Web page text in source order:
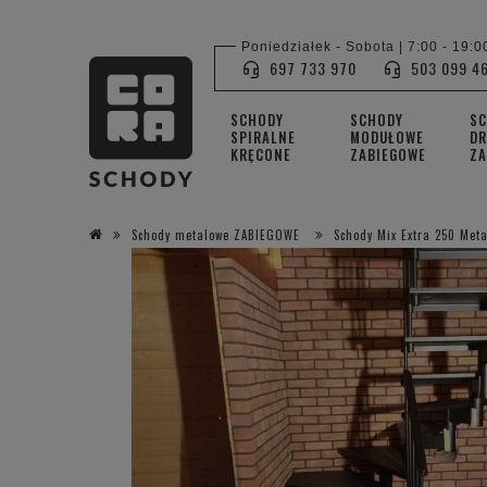
SCHODY
SPIRALNE
KRĘCONE
SCHODY
MODUŁOWE
ZABIEGOWE
Poniedziałek - Sobota | 7:00 -
697 733 970 503 099
Schody metalowe ZABIEGOWE Schody Mix Extra 250